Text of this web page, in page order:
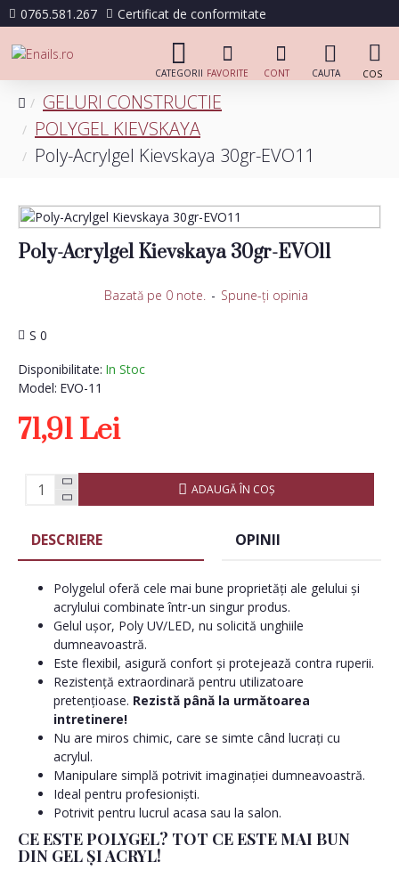
0765.581.267 Certificat de conformitate
GELURI CONSTRUCTIE
POLYGEL KIEVSKAYA
Poly-Acrylgel Kievskaya 30gr-EVO11
Poly-Acrylgel Kievskaya 30gr-EVO11
Disponibilitate: In Stoc
Model: EVO-11
S 0
Bazată pe 0 note. - Spune-ţi opinia
71,91 Lei
ADAUGĂ ÎN COŞ
DESCRIERE OPINII
Polygelul oferă cele mai bune proprietăți ale gelului și
acrylului combinate într-un singur produs.
Gelul ușor, Poly UV/LED, nu solicită unghiile
dumneavoastră.
Este flexibil, asigură confort și protejează contra ruperii.
Rezistență extraordinară pentru utilizatoare
pretențioase. Rezistă până la următoarea
intretinere!
Nu are miros chimic, care se simte când lucrați cu
acrylul.
Manipulare simplă potrivit imaginației dumneavoastră.
Ideal pentru profesioniști.
Potrivit pentru lucrul acasa sau la salon.
CE ESTE POLYGEL? TOT CE ESTE MAI BUN
DIN GEL ȘI ACRYL!